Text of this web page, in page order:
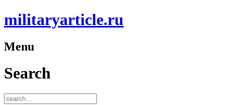
militaryarticle.ru
Menu
Search